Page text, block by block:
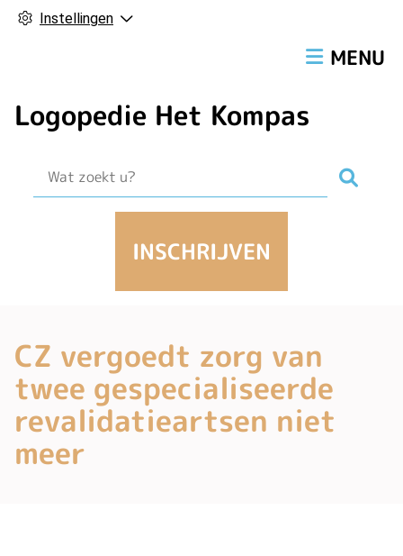
Instellingen
Logopedie Het Kompas
MENU
INSCHRIJVEN
CZ vergoedt zorg van
twee gespecialiseerde
revalidatieartsen niet
meer